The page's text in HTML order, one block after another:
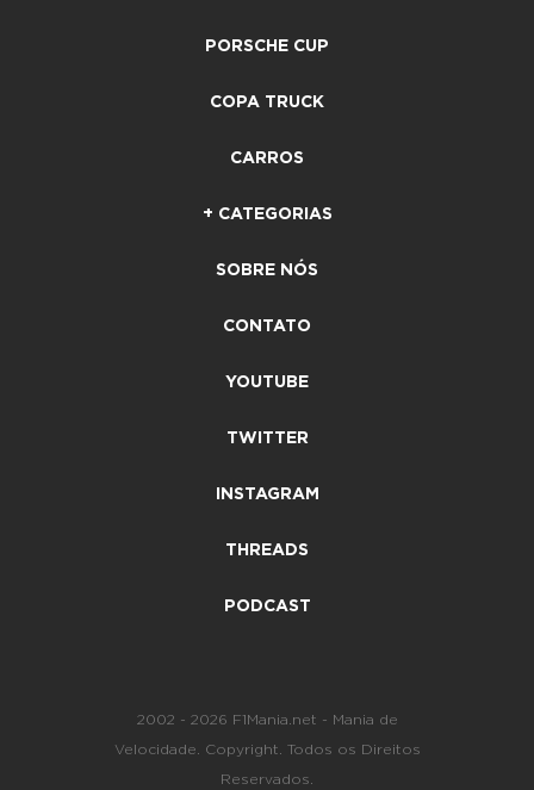
PORSCHE CUP
COPA TRUCK
CARROS
+ CATEGORIAS
SOBRE NÓS
CONTATO
YOUTUBE
TWITTER
INSTAGRAM
THREADS
PODCAST
2002 - 2026 F1Mania.net - Mania de
Velocidade. Copyright. Todos os Direitos
Reservados.